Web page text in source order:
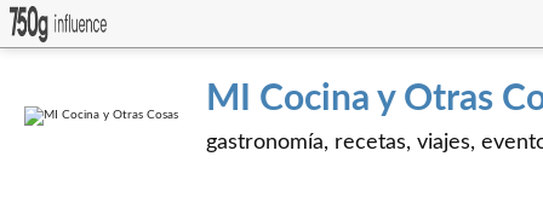
MI Cocina y Otras
gastronomía, recetas, viajes,